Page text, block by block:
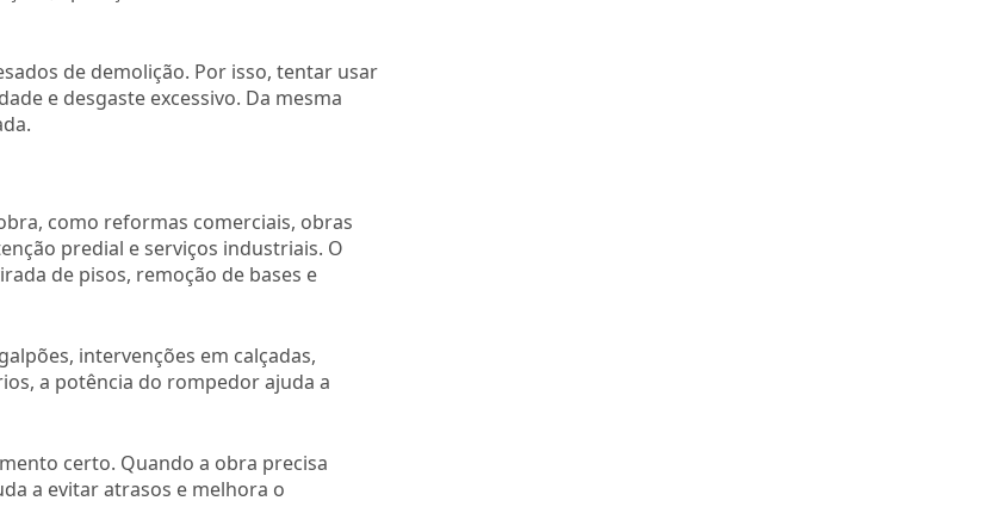
de demolição. Por isso, tentar usar
e desgaste excessivo. Da mesma
como reformas comerciais, obras
predial e serviços industriais. O
de pisos, remoção de bases e
intervenções em calçadas,
a potência do rompedor ajuda a
certo. Quando a obra precisa
a evitar atrasos e melhora o